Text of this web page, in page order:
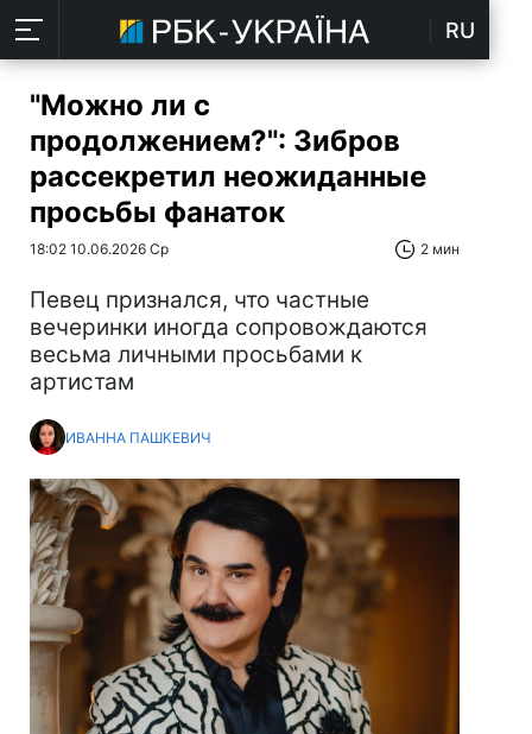
RU
"Можно ли с
продолжением?": Зибров
рассекретил неожиданные
просьбы фанаток
18:02 10.06.2026 Ср 2 мин
Певец признался, что частные
вечеринки иногда сопровождаются
весьма личными просьбами к
артистам
ИВАННА ПАШКЕВИЧ